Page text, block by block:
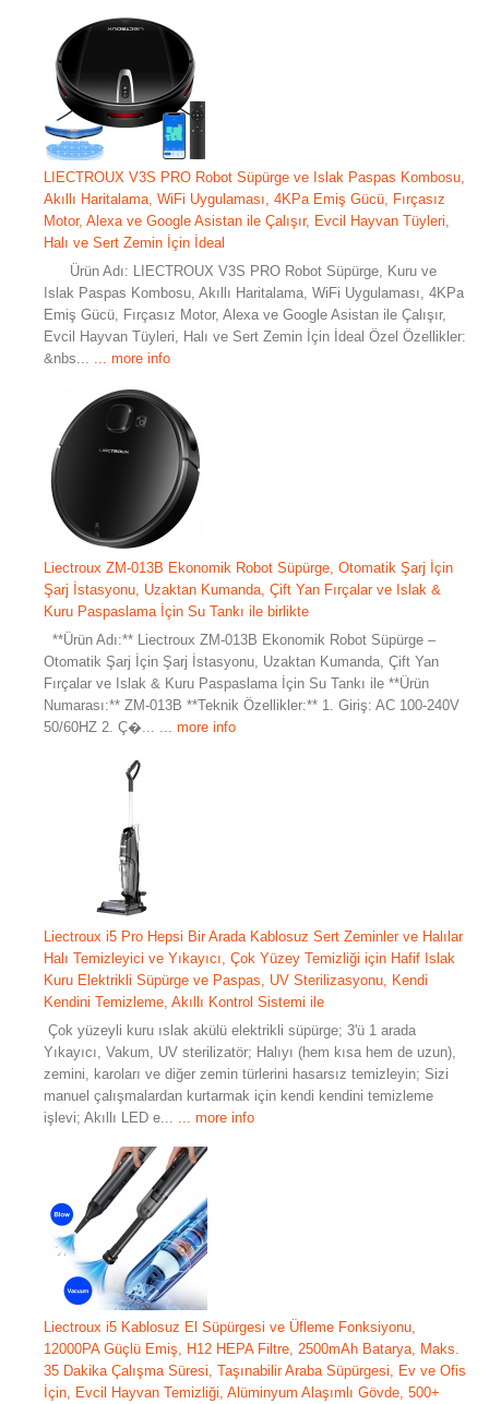
LIECTROUX V3S PRO Robot Süpürge ve Islak Paspas Kombosu,
Akıllı Haritalama, WiFi Uygulaması, 4KPa Emiş Gücü, Fırçasız
Motor, Alexa ve Google Asistan ile Çalışır, Evcil Hayvan Tüyleri,
Halı ve Sert Zemin İçin İdeal
Ürün Adı: LIECTROUX V3S PRO Robot Süpürge, Kuru ve
Islak Paspas Kombosu, Akıllı Haritalama, WiFi Uygulaması, 4KPa
Emiş Gücü, Fırçasız Motor, Alexa ve Google Asistan ile Çalışır,
Evcil Hayvan Tüyleri, Halı ve Sert Zemin İçin İdeal Özel Özellikler:
&nbs...
... more info
Liectroux ZM-013B Ekonomik Robot Süpürge, Otomatik Şarj İçin
Şarj İstasyonu, Uzaktan Kumanda, Çift Yan Fırçalar ve Islak &
Kuru Paspaslama İçin Su Tankı ile birlikte
**Ürün Adı:** Liectroux ZM-013B Ekonomik Robot Süpürge –
Otomatik Şarj İçin Şarj İstasyonu, Uzaktan Kumanda, Çift Yan
Fırçalar ve Islak & Kuru Paspaslama İçin Su Tankı ile **Ürün
Numarası:** ZM-013B **Teknik Özellikler:** 1. Giriş: AC 100-240V
50/60HZ 2. Ç�...
... more info
Liectroux i5 Pro Hepsi Bir Arada Kablosuz Sert Zeminler ve Halılar
Halı Temizleyici ve Yıkayıcı, Çok Yüzey Temizliği için Hafif Islak
Kuru Elektrikli Süpürge ve Paspas, UV Sterilizasyonu, Kendi
Kendini Temizleme, Akıllı Kontrol Sistemi ile
Çok yüzeyli kuru ıslak akülü elektrikli süpürge; 3'ü 1 arada
Yıkayıcı, Vakum, UV sterilizatör; Halıyı (hem kısa hem de uzun),
zemini, karoları ve diğer zemin türlerini hasarsız temizleyin; Sizi
manuel çalışmalardan kurtarmak için kendi kendini temizleme
işlevi; Akıllı LED e...
... more info
Liectroux i5 Kablosuz El Süpürgesi ve Üfleme Fonksiyonu,
12000PA Güçlü Emiş, H12 HEPA Filtre, 2500mAh Batarya, Maks.
35 Dakika Çalışma Süresi, Taşınabilir Araba Süpürgesi, Ev ve Ofis
İçin, Evcil Hayvan Temizliği, Alüminyum Alaşımlı Gövde, 500+